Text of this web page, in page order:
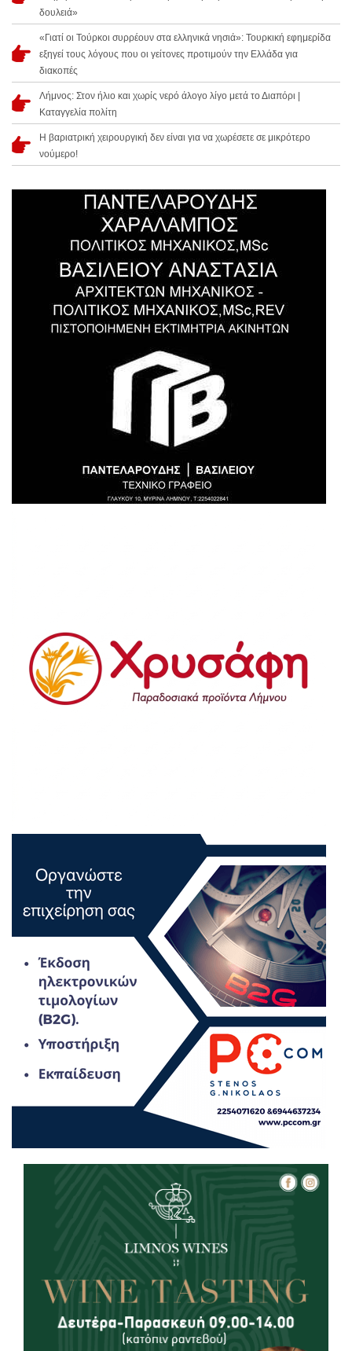
δουλειά»
«Γιατί οι Τούρκοι συρρέουν στα ελληνικά νησιά»: Τουρκική εφημερίδα
εξηγεί τους λόγους που οι γείτονες προτιμούν την Ελλάδα για
διακοπές
Λήμνος: Στον ήλιο και χωρίς νερό άλογο λίγο μετά το Διαπόρι |
Καταγγελία πολίτη
Η βαριατρική χειρουργική δεν είναι για να χωρέσετε σε μικρότερο
νούμερο!